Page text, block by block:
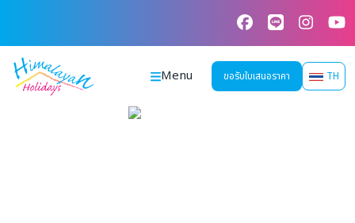
content
Menu
ขอรับใบเสนอราคา TH